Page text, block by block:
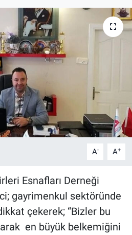
A- A+
Esnafları Derneği
gayrimenkul sektöründe
çekerek; “Bizler bu
en büyük belkemiğini